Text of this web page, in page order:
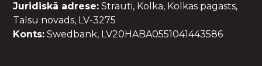
Juridiskā adrese: Strauti, Kolka, Kolkas pagasts,
Talsu novads, LV-3275
Konts: Swedbank, LV20HABA0551041443586